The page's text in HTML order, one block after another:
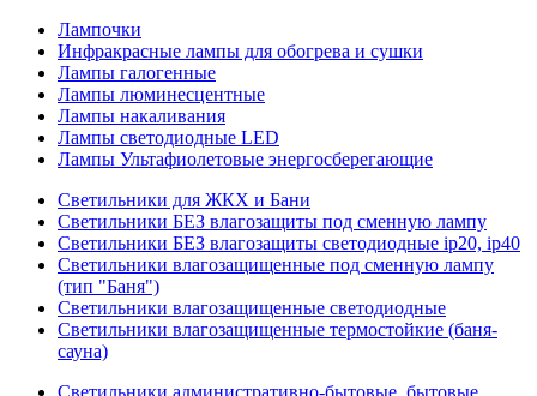
Лампочки
Инфракрасные лампы для обогрева и сушки
Лампы галогенные
Лампы люминесцентные
Лампы накаливания
Лампы светодиодные LED
Лампы Ультафиолетовые энергосберегающие
Светильники для ЖКХ и Бани
Светильники БЕЗ влагозащиты под сменную лампу
Светильники БЕЗ влагозащиты светодиодные ip20, ip40
Светильники влагозащищенные под сменную лампу
(тип "Баня")
Светильники влагозащищенные светодиодные
Светильники влагозащищенные термостойкие (баня-
сауна)
Светильники административно-бытовые, бытовые